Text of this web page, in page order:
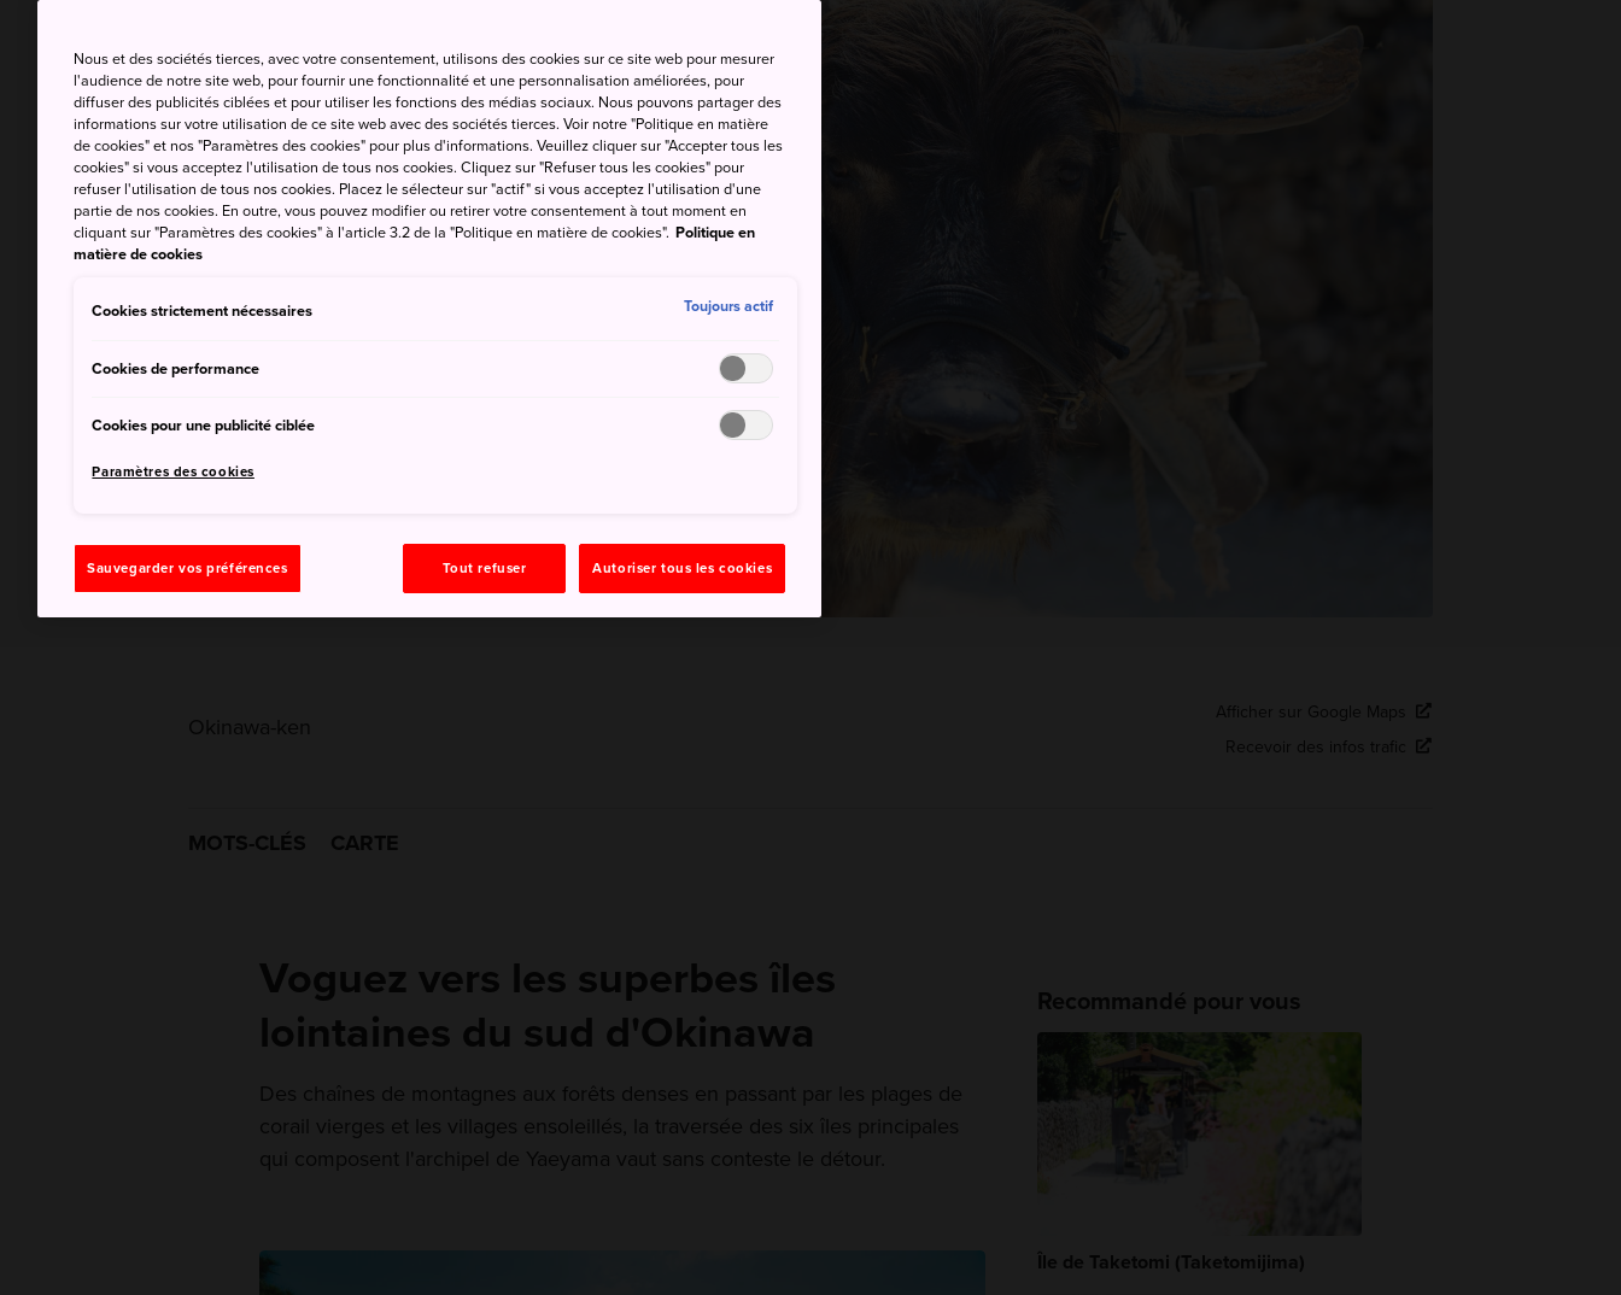
Okinawa-ken
Afficher sur Google Maps
Recevoir des infos trafic
MOTS-CLÉS CARTE
Voguez vers les superbes îles
lointaines du sud d'Okinawa
Des chaînes de montagnes aux forêts denses en passant par les plages de
corail vierges et les villages ensoleillés, la traversée des six îles principales
qui composent l'archipel de Yaeyama vaut sans conteste le détour.
Recommandé pour vous
Île de Taketomi (Taketomijima)
Nous et des sociétés tierces, avec votre consentement, utilisons des cookies sur ce site web pour mesurer
l'audience de notre site web, pour fournir une fonctionnalité et une personnalisation améliorées, pour
diffuser des publicités ciblées et pour utiliser les fonctions des médias sociaux. Nous pouvons partager des
informations sur votre utilisation de ce site web avec des sociétés tierces. Voir notre "Politique en matière
de cookies" et nos "Paramètres des cookies" pour plus d'informations. Veuillez cliquer sur "Accepter tous les
cookies" si vous acceptez l'utilisation de tous nos cookies. Cliquez sur "Refuser tous les cookies" pour
refuser l'utilisation de tous nos cookies. Placez le sélecteur sur "actif" si vous acceptez l'utilisation d'une
partie de nos cookies. En outre, vous pouvez modifier ou retirer votre consentement à tout moment en
cliquant sur "Paramètres des cookies" à l'article 3.2 de la "Politique en matière de cookies". Politique en
matière de cookies
Cookies strictement nécessaires Toujours actif
Cookies de performance
Cookies pour une publicité ciblée
Paramètres des cookies
Sauvegarder vos préférences Tout refuser Autoriser tous les cookies